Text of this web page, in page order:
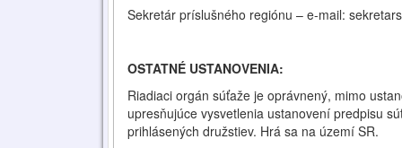
Sekretár príslušného regiónu – e-mail:
OSTATNÉ USTANOVENIA:
Riadiaci orgán súťaže je oprávnený, mimo
upresňujúce vysvetlenia ustanovení predpisu
prihlásených družstiev. Hrá sa na území SR.